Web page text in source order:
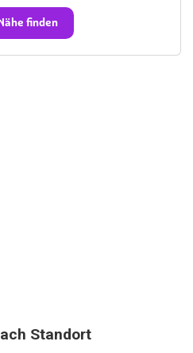
finden
Standort